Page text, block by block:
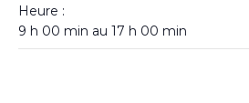
Heure :
9 h 00 min au 17 h 00 min